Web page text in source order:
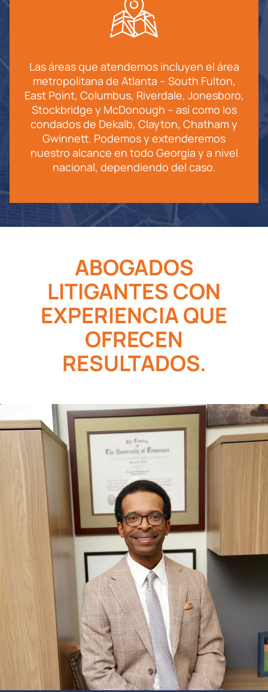
Las áreas que atendemos incluyen el área
metropolitana de Atlanta – South Fulton,
East Point, Columbus, Riverdale, Jonesboro,
Stockbridge y McDonough – así como los
condados de Dekalb, Clayton, Chatham y
Gwinnett. Podemos y extenderemos
nuestro alcance en todo Georgia y a nivel
nacional, dependiendo del caso.
ABOGADOS
LITIGANTES CON
EXPERIENCIA QUE
OFRECEN
RESULTADOS.